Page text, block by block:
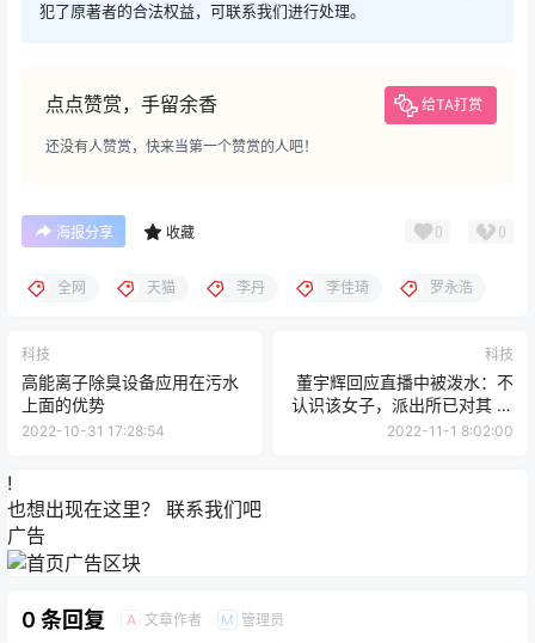
犯了原著者的合法权益，可联系我们进行处理。
点点赞赏，手留余香 给TA打赏
还没有人赞赏，快来当第一个赞赏的人吧！
海报分享 收藏 0 0
全网 天猫 李丹 李佳琦 罗永浩
科技
高能离子除臭设备应用在污水
上面的优势
2022-10-31 17:28:54
科技
董宇辉回应直播中被泼水：不
认识该女子，派出所已对其 批
评处理
2022-11-1 8:02:00
!
也想出现在这里？ 联系我们吧
广告
0 条回复 A 文章作者 M 管理员